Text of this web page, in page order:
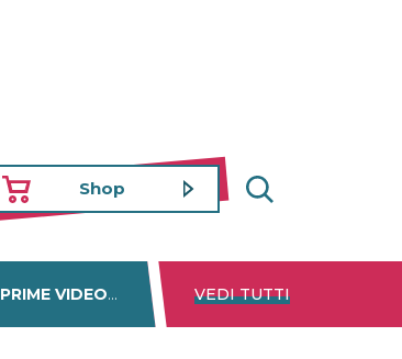
Shop
PRIME VIDEO DISNEY+ NETFLIX
VEDI TUTTI